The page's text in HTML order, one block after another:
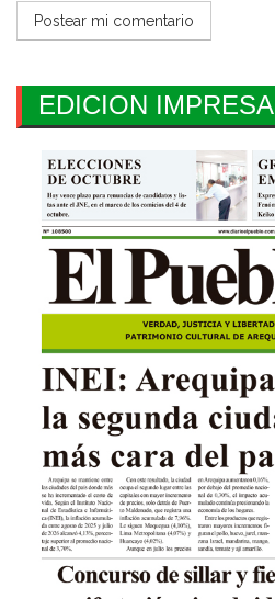
EDICION IMPRESA